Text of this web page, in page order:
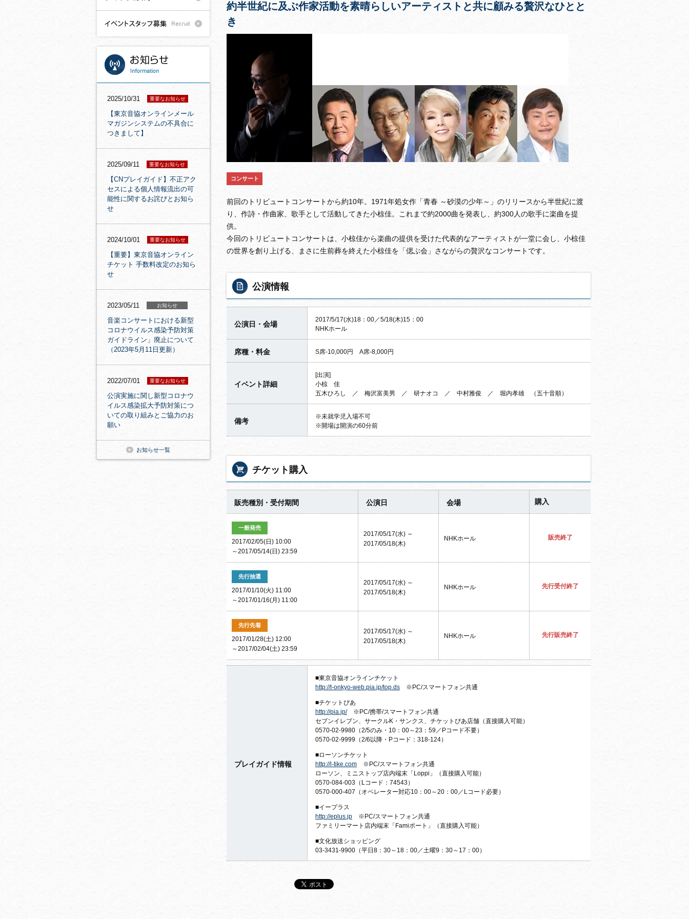
約半世紀に及ぶ作家活動を素晴らしいアーティストと共に顧みる贅沢なひとと
き
コンサート
前回のトリビュートコンサートから約10年。1971年処女作「青春 ～砂漠の少年～」のリリースから半世紀に渡
り、作詩・作曲家、歌手として活動してきた小椋佳。これまで約2000曲を発表し、約300人の歌手に楽曲を提
供。
今回のトリビュートコンサートは、小椋佳から楽曲の提供を受けた代表的なアーティストが一堂に会し、小椋佳
の世界を創り上げる、まさに生前葬を終えた小椋佳を「偲ぶ会」さながらの贅沢なコンサートです。
公演情報
公演日・会場
2017/5/17(水)18：00／5/18(木)15：00
NHKホール
席種・料金 S席-10,000円 A席-8,000円
イベント詳細
[出演]
小椋 佳
五木ひろし ／ 梅沢富美男 ／ 研ナオコ ／ 中村雅俊 ／ 堀内孝雄 （五十音順）
備考
※未就学児入場不可
※開場は開演の60分前
チケット購入
販売種別・受付期間 公演日 会場 購入
一般発売
2017/02/05(日) 10:00
～2017/05/14(日) 23:59
2017/05/17(水) ～
2017/05/18(木)
NHKホール 販売終了
先行抽選
2017/01/10(火) 11:00
～2017/01/16(月) 11:00
2017/05/17(水) ～
2017/05/18(木)
NHKホール 先行受付終了
先行先着
2017/01/28(土) 12:00
～2017/02/04(土) 23:59
2017/05/17(水) ～
2017/05/18(木)
NHKホール 先行販売終了
プレイガイド情報
■東京音協オンラインチケット
http://t-onkyo-web.pia.jp/top.ds ※PC/スマートフォン共通
■チケットぴあ
http://pia.jp/※PC/携帯/スマートフォン共通
セブンイレブン、サークルK・サンクス、チケットぴあ店舗（直接購入可能）
0570-02-9980 （2/5のみ・10：00～23：59／Pコード不要）
0570-02-9999（2/6以降・Pコード：318-124）
■ローソンチケット
http://l-tike.com ※PC/スマートフォン共通
ローソン、ミニストップ店内端末「Loppi」（直接購入可能）
0570-084-003（Lコード：74543）
0570-000-407（オペレーター対応10：00～20：00／Lコード必要）
■イープラス
http://eplus.jp ※PC/スマートフォン共通
ファミリーマート店内端末「Famiポート」（直接購入可能）
■文化放送ショッピング
03-3431-9900（平日8：30～18：00／土曜9：30～17：00）
2025/10/31 重要なお知らせ
【東京音協オンラインメール
マガジンシステムの不具合に
つきまして】
2025/09/11 重要なお知らせ
【CNプレイガイド】不正アク
セスによる個人情報流出の可
能性に関するお詫びとお知ら
せ
2024/10/01 重要なお知らせ
【重要】東京音協オンライン
チケット 手数料改定のお知ら
せ
2023/05/11 お知らせ
音楽コンサートにおける新型
コロナウイルス感染予防対策
ガイドライン」廃止について
（2023年5月11日更新）
2022/07/01 重要なお知らせ
公演実施に関し新型コロナウ
イルス感染拡大予防対策につ
いての取り組みとご協力のお
願い
お知らせ一覧